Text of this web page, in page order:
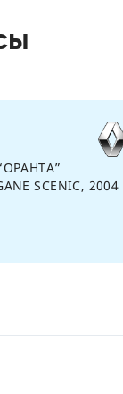
SCENIC, 2004